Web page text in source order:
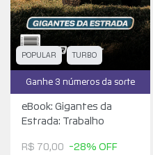
POPULAR TURBO
Ganhe 3 números da sorte
eBook: Gigantes da
Estrada: Trabalho
R$ 70,00 -28% OFF